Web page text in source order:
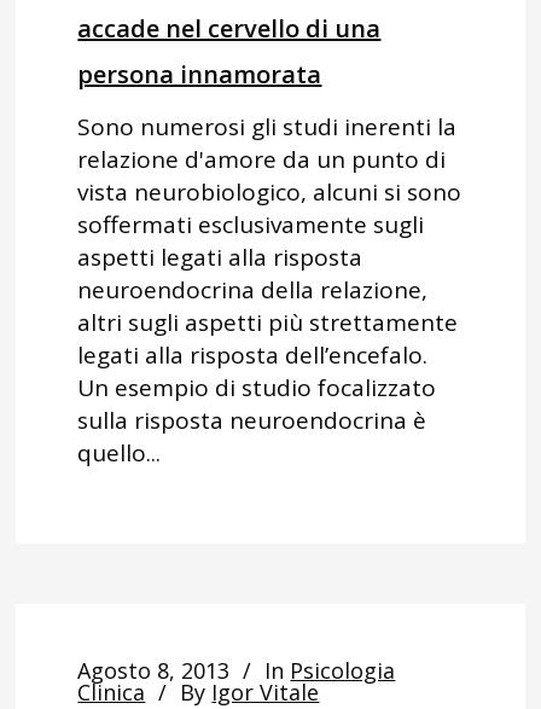
accade nel cervello di una
persona innamorata
Sono numerosi gli studi inerenti la
relazione d'amore da un punto di
vista neurobiologico, alcuni si sono
soffermati esclusivamente sugli
aspetti legati alla risposta
neuroendocrina della relazione,
altri sugli aspetti più strettamente
legati alla risposta dell’encefalo.
Un esempio di studio focalizzato
sulla risposta neuroendocrina è
quello...
Agosto 8, 2013 In Psicologia
Clinica By Igor Vitale